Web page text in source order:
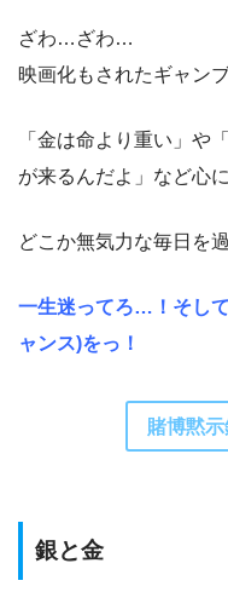
ざわ…ざわ…
映画化もされたギャン
「金は命より重い」や
が来るんだよ」など心
どこか無気力な毎日を
一生迷ってろ…！そし
ャンス)をっ！
賭博黙
銀と金